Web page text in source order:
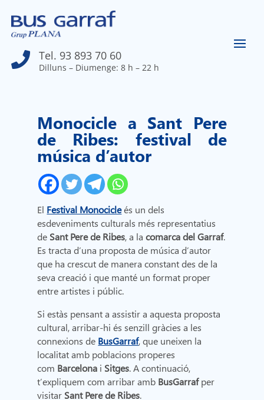
 Tel. 93 893 70 60
Dilluns – Diumenge: 8 h – 22 h
Monocicle a Sant Pere
de Ribes: festival de
música d’autor
El Festival Monocicleés un dels
esdeveniments culturals més representatius
de Sant Pere de Ribes, a lacomarca del Garraf.
Es tracta d’una proposta de música d’autor
que ha crescut de manera constant des de la
seva creació i que manté un format proper
entre artistes i públic.
Si estàs pensant a assistir a aquesta proposta
cultural, arribar-hi és senzill gràcies a les
connexions de BusGarraf, que uneixen la
localitat amb poblacions properes
com Barcelona i Sitges. A continuació,
t’expliquem com arribar amb BusGarrafper
visitar Sant Pere de Ribes.